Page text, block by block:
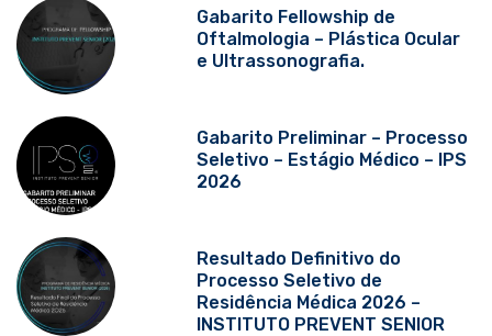
Gabarito Fellowship de
Oftalmologia – Plástica Ocular
e Ultrassonografia.
Gabarito Preliminar – Processo
Seletivo – Estágio Médico – IPS
2026
Resultado Definitivo do
Processo Seletivo de
Residência Médica 2026 –
INSTITUTO PREVENT SENIOR